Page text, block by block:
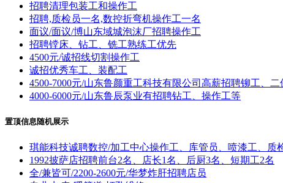
招聘清理包装工和操作工
招聘,质检员一名,数控折弯机操作工一名
面议/面议/博山东域城泡沫厂招聘操作工
招聘镗床、钻工、铣工熟练工优先
4500元/诚招线切割操作工
诚招优秀车工、装配工
4500-7000元/山东鲁颜重工科技有限公司高薪招聘铆工、二
4000-6000元/山东鲁辰泵业有招聘钻工、操作工等
置顶信息随机展示
琪能科技诚聘数控/加工中心操作工、库管员、喷漆工、质
1992披萨店招聘前台2名、店长1名、后厨3名、短期工2名
全/兼皆可/2200-2600元/华梦炸肝招聘店员